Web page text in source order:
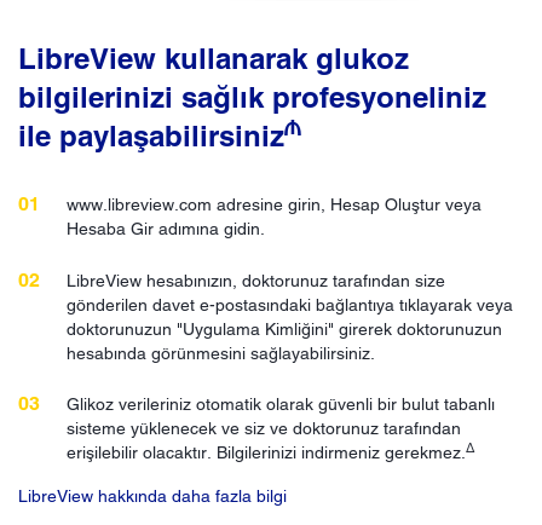
LibreView kullanarak glukoz
bilgilerinizi sağlık profesyoneliniz
ile paylaşabilirsiniz₼
www.libreview.com adresine girin, Hesap Oluştur veya
Hesaba Gir adımına gidin.
LibreView hesabınızın, doktorunuz tarafından size
gönderilen davet e-postasındaki bağlantıya tıklayarak veya
doktorunuzun "Uygulama Kimliğini" girerek doktorunuzun
hesabında görünmesini sağlayabilirsiniz.
Glikoz verileriniz otomatik olarak güvenli bir bulut tabanlı
sisteme yüklenecek ve siz ve doktorunuz tarafından
erişilebilir olacaktır. Bilgilerinizi indirmeniz gerekmez.Δ
LibreView hakkında daha fazla bilgi